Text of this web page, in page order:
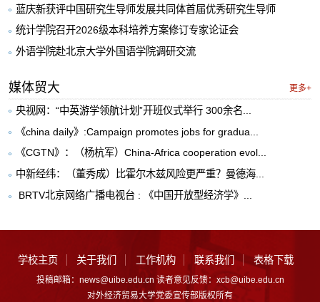
蓝庆新获评中国研究生导师发展共同体首届优秀研究生导师
统计学院召开2026级本科培养方案修订专家论证会
外语学院赴北京大学外国语学院调研交流
媒体贸大 更多+
央视网：“中英游学领航计划”开班仪式举行 300余名...
《china daily》:Campaign promotes jobs for gradua...
《CGTN》：（杨杭军）China-Africa cooperation evol...
中新经纬：（董秀成）比霍尔木兹风险更严重？曼德海...
​ BRTV北京网络广播电视台 : 《中国开放型经济学》...
学校主页 关于我们 工作机构 联系我们 表格下载
投稿邮箱：news@uibe.edu.cn 读者意见反馈：xcb@uibe.edu.cn
对外经济贸易大学党委宣传部版权所有